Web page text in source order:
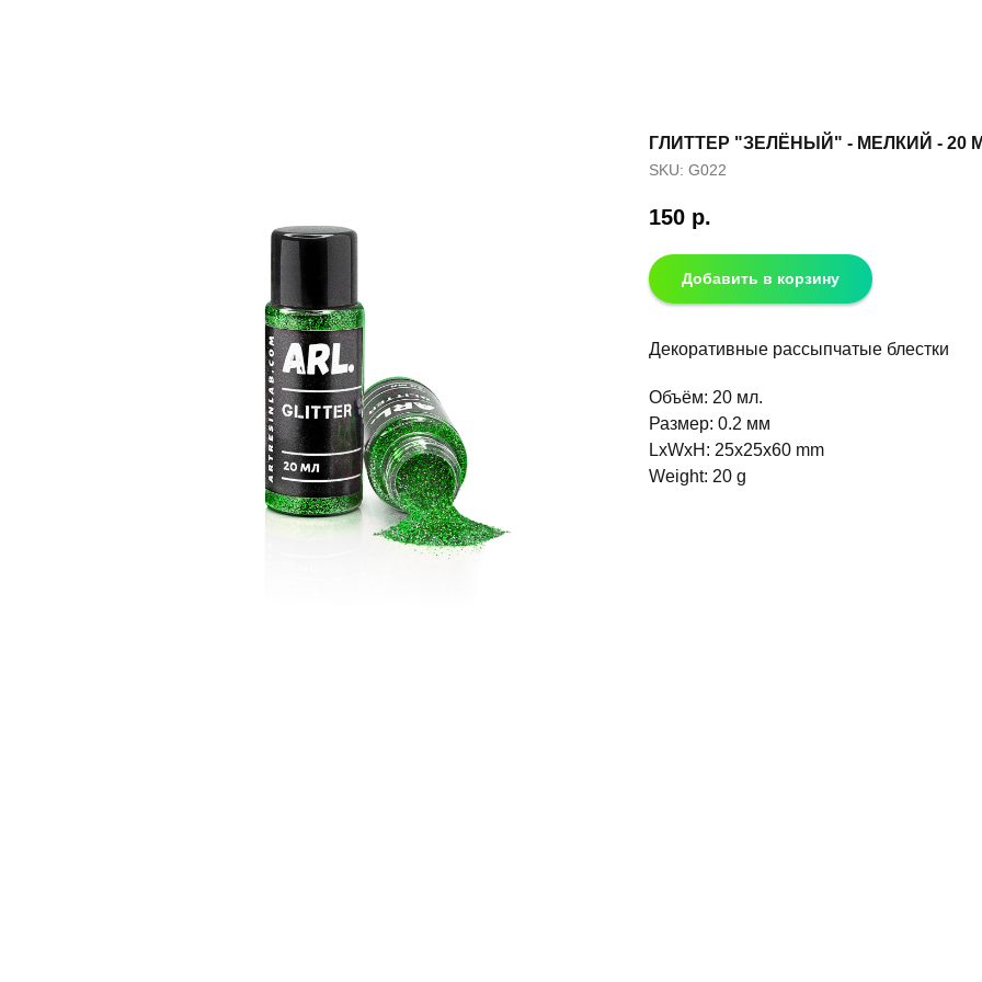
ГЛИТТЕР "ЗЕЛЁНЫЙ" - МЕЛКИЙ - 20
SKU: G022
150 р.
Добавить в корзину
Декоративные рассыпчатые блестки
Объём: 20 мл.
Размер: 0.2 мм
LxWxH: 25x25x60 mm
Weight: 20 g